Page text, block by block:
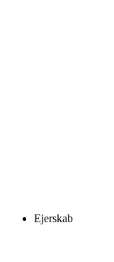
Ejerskab